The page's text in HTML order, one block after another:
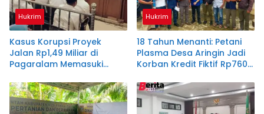
Hukrim
Kasus Korupsi Proyek
Jalan Rp1,49 Miliar di
Pagaralam Memasuki
Terdakwa Dituntut 2,5
Tahun Penjara
Hukrim
18 Tahun Menanti: Petani
Plasma Desa Aringin Jadi
Korban Kredit Fiktif Rp760